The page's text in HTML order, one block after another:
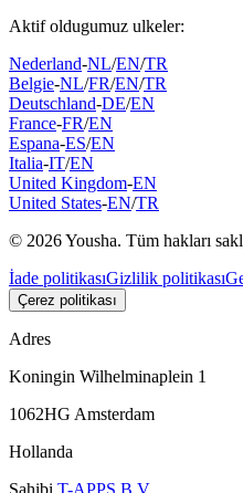
Aktif oldugumuz ulkeler:
Nederland-NL/EN/TR
Belgie-NL/FR/EN/TR
Deutschland-DE/EN
France-FR/EN
Espana-ES/EN
Italia-IT/EN
United Kingdom-EN
United States-EN/TR
© 2026 Yousha. Tüm hakları
İade politikasıGizlilik politikası
Çerez politikası
Adres
Koningin Wilhelminaplein 1
1062HG Amsterdam
Hollanda